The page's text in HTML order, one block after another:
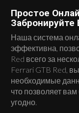
Простое
Забронируйте
Наша система
эффективна,
Red всего за
Ferrari GTB Red,
необходимые
что позволяет вам
угодно.